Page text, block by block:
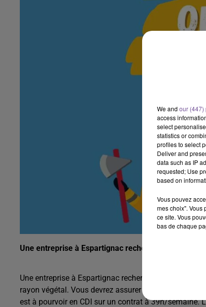
Une entreprise à Espartignac recherche un Vendeur
Une entreprise à Espartignac recherche un Vendeur
rayon végétal. Vous devrez assurer la bonne tenu
est à pourvoir en CDI sur un contrat à 39h/semaine.
We and our (447)
access
select
statistics or
profiles to select
Deliver and
data such as IP
requested; Use
based on
Vous pouvez
mes choix". Vous
ce site. Vous
bas de chaque